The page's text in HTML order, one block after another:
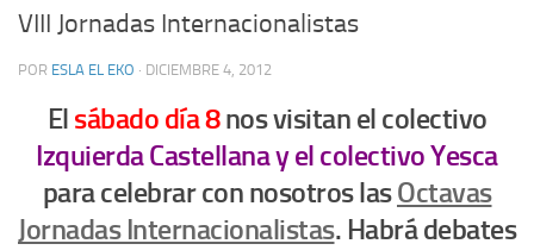
VIII Jornadas Internacionalistas
POR ESLA EL EKO · DICIEMBRE 4, 2012
El sábado día 8nos visitan el colectivo
Izquierda Castellana y el colectivo Yesca
para celebrar con nosotros lasOctavas
Jornadas Internacionalistas. Habrá debates